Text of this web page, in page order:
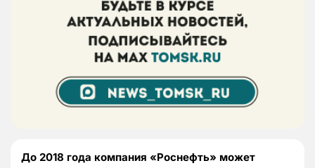
До 2018 года компания «Роснефть» может